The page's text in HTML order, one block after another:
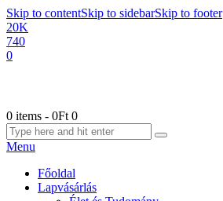
Skip to contentSkip to sidebarSkip to footer
20K
740
0
0 items - 0Ft 0
Menu
Főoldal
Lapvásárlás